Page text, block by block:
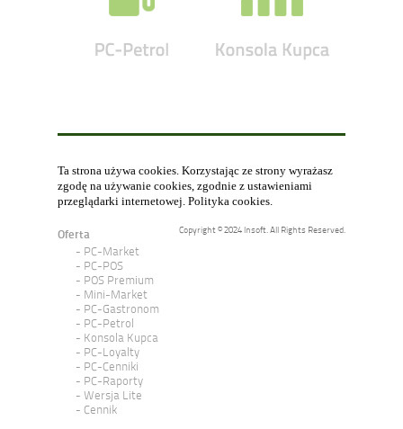
Ta strona używa cookies. Korzystając ze strony wyrażasz
zgodę na używanie cookies, zgodnie z ustawieniami
przeglądarki internetowej. Polityka cookies.
Copyright © 2024 Insoft. All Rights Reserved.
Oferta
PC-Market
PC-POS
POS Premium
Mini-Market
PC-Gastronom
PC-Petrol
Konsola Kupca
PC-Loyalty
PC-Cenniki
PC-Raporty
Wersja Lite
Cennik